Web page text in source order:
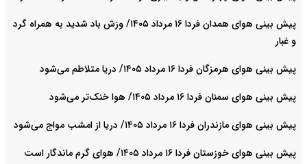
پیش بینی هوای همدان فردا ۱۶ مرداد ۱۴۰۵/ وزش باد شدید به همراه گرد
و غبار
پیش بینی هوای هرمزگان فردا ۱۶ مرداد ۱۴۰۵/ دریا متلاطم می‌شود
پیش بینی هوای سمنان فردا ۱۶ مرداد ۱۴۰۵/ هوا خنک‌تر می‌شود
پیش بینی هوای مازندران فردا ۱۶ مرداد ۱۴۰۵/ دریا از امشب مواج می‌شود
پیش بینی هوای خوزستان فردا ۱۶ مرداد ۱۴۰۵/ هوای گرم ماندگار است